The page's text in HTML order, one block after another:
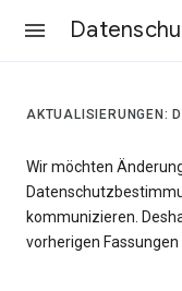
AKTUALISIERUNGEN:
Wir möchten
kommunizieren.
vorherigen